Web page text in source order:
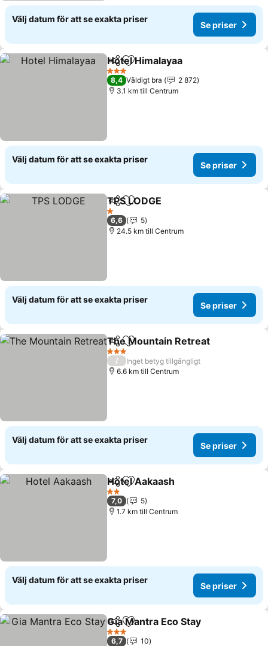
Välj datum för att se exakta priser
Se priser
Dela Lägg till i Mina Favoriter
Hotel Himalayaa
3 Stjärnor
8,4 Väldigt bra
2 872
3.1 km till Centrum
Välj datum för att se exakta priser
Se priser
Dela Lägg till i Mina Favoriter
TPS LODGE
1 Stjärnor
6,6
5
24.5 km till Centrum
Välj datum för att se exakta priser
Se priser
Dela Lägg till i Mina Favoriter
The Mountain Retreat
3 Stjärnor
/
Inget betyg tillgängligt
6.6 km till Centrum
Välj datum för att se exakta priser
Se priser
Dela Lägg till i Mina Favoriter
Hotel Aakaash
2 Stjärnor
7,0
5
1.7 km till Centrum
Välj datum för att se exakta priser
Se priser
Dela Lägg till i Mina Favoriter
Gia Mantra Eco Stay
3 Stjärnor
6,7
10